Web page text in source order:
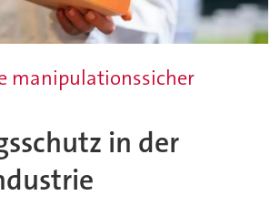
manipulationssicher
in der